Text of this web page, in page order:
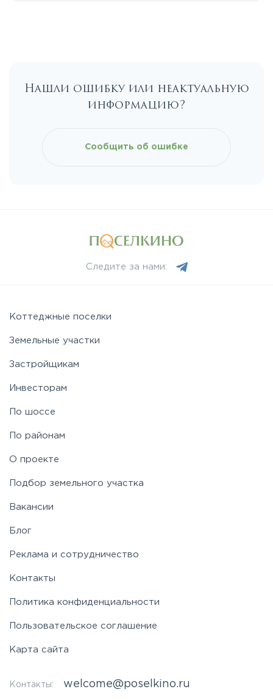
Ленинградское
Приморское
Пулковское
Рябовское
Нашли ошибку или неактуальную
информацию?
Сообщить об ошибке
Следите за нами:
Коттеджные поселки
Земельные участки
Застройщикам
Инвесторам
По шоссе
По районам
О проекте
Подбор земельного участка
Вакансии
Блог
Реклама и сотрудничество
Контакты
Политика конфиденциальности
Пользовательское соглашение
Карта сайта
Контакты: welcome@poselkino.ru